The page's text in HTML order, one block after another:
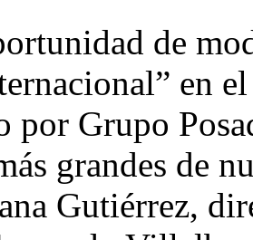
de
en
por Grupo
grandes de
Gutiérrez,